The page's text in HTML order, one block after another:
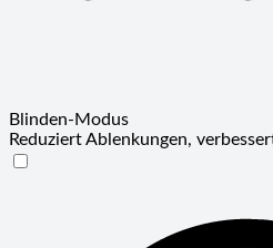
Blinden-Modus
Reduziert Ablenkungen,